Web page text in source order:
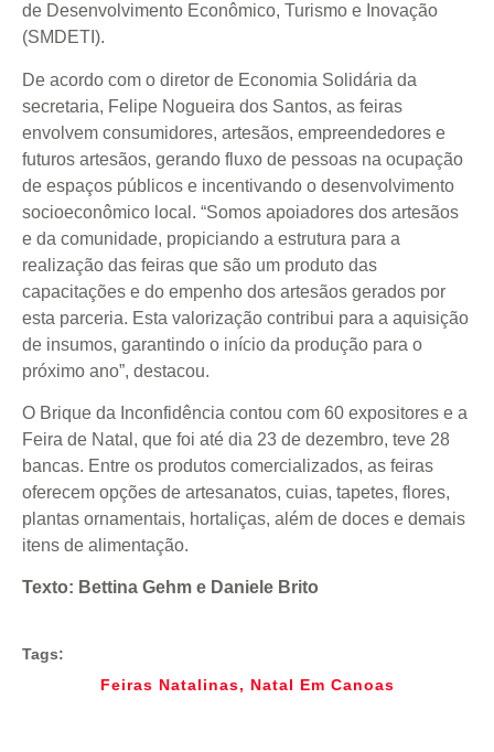
de Desenvolvimento Econômico, Turismo e Inovação
(SMDETI).
De acordo com o diretor de Economia Solidária da
secretaria, Felipe Nogueira dos Santos, as feiras
envolvem consumidores, artesãos, empreendedores e
futuros artesãos, gerando fluxo de pessoas na ocupação
de espaços públicos e incentivando o desenvolvimento
socioeconômico local. “Somos apoiadores dos artesãos
e da comunidade, propiciando a estrutura para a
realização das feiras que são um produto das
capacitações e do empenho dos artesãos gerados por
esta parceria. Esta valorização contribui para a aquisição
de insumos, garantindo o início da produção para o
próximo ano”, destacou.
O Brique da Inconfidência contou com 60 expositores e a
Feira de Natal, que foi até dia 23 de dezembro, teve 28
bancas. Entre os produtos comercializados, as feiras
oferecem opções de artesanatos, cuias, tapetes, flores,
plantas ornamentais, hortaliças, além de doces e demais
itens de alimentação.
Texto: Bettina Gehm e Daniele Brito
Tags:
Feiras Natalinas, Natal Em Canoas